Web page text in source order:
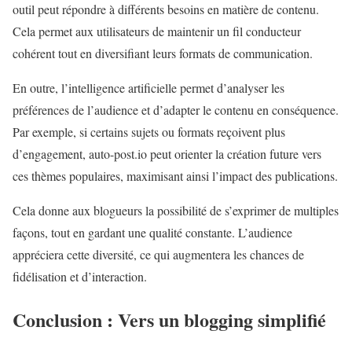
outil peut répondre à différents besoins en matière de contenu.
Cela permet aux utilisateurs de maintenir un fil conducteur
cohérent tout en diversifiant leurs formats de communication.
En outre, l’intelligence artificielle permet d’analyser les
préférences de l’audience et d’adapter le contenu en conséquence.
Par exemple, si certains sujets ou formats reçoivent plus
d’engagement, auto-post.io peut orienter la création future vers
ces thèmes populaires, maximisant ainsi l’impact des publications.
Cela donne aux blogueurs la possibilité de s’exprimer de multiples
façons, tout en gardant une qualité constante. L’audience
appréciera cette diversité, ce qui augmentera les chances de
fidélisation et d’interaction.
Conclusion : Vers un blogging simplifié